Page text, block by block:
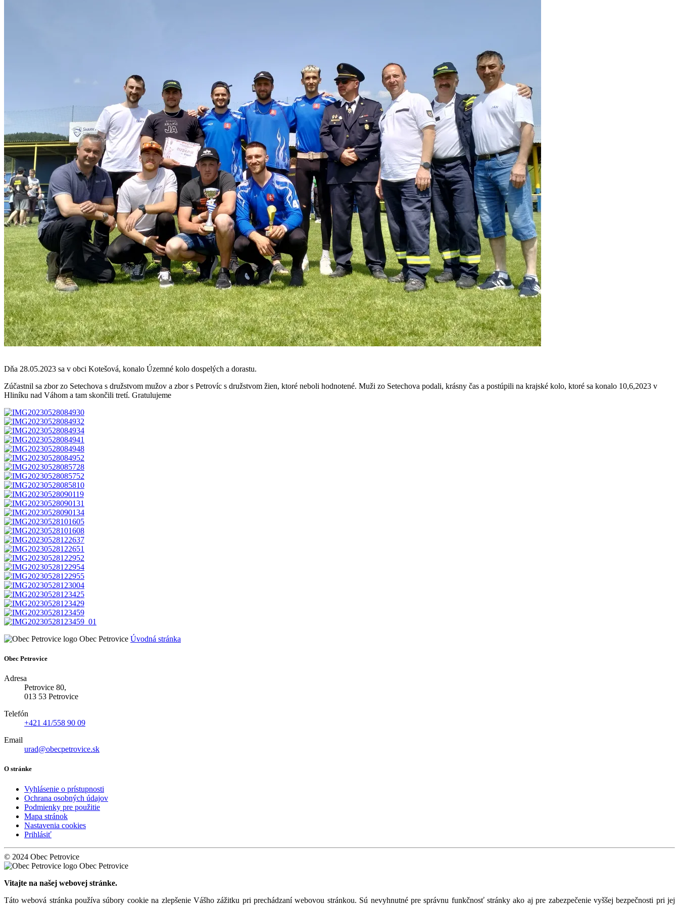
Dňa 28.05.2023 sa v obci Kotešová, konalo Územné kolo dospelých a dorastu.
Zúčastnil sa zbor zo Setechova s družstvom mužov a zbor s Petrovíc s družstvom žien, ktoré neboli hodnotené. Muži zo Setechova podali, krásny čas a postúpili na krajské kolo, ktoré sa konalo 10,6,2023 v
Hliníku nad Váhom a tam skončili tretí. Gratulujeme
Obec Petrovice Úvodná stránka
Obec Petrovice
Adresa
Petrovice 80,
013 53 Petrovice
Telefón
+421 41/558 90 09
Email
urad@obecpetrovice.sk
O stránke
Vyhlásenie o prístupnosti
Ochrana osobných údajov
Podmienky pre použitie
Mapa stránok
Nastavenia cookies
Prihlásiť
© 2024 Obec Petrovice
Obec Petrovice
Vitajte na našej webovej stránke.
Táto webová stránka používa súbory cookie na zlepšenie Vášho zážitku pri prechádzaní webovou stránkou. Sú nevyhnutné pre správnu funkčnosť stránky ako aj pre zabezpečenie vyššej bezpečnosti pri jej